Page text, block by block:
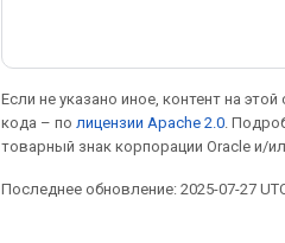
Если не указано иное, контент на
кода – по лицензии Apache 2.0 .
товарный знак корпорации Oracle и/
Последнее обновление: 2025-07-27